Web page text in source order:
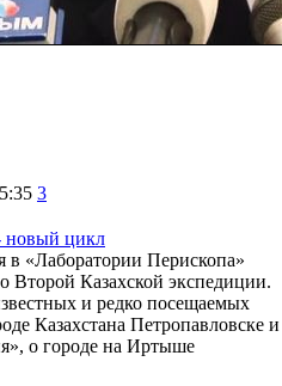
3
новый цикл
«Лаборатории Перископа»
Второй Казахской экспедиции.
и редко посещаемых
Казахстана Петропавловске и
о городе на Иртыше